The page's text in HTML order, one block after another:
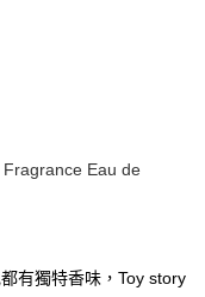
Fragrance Eau de
有獨特香味，Toy story